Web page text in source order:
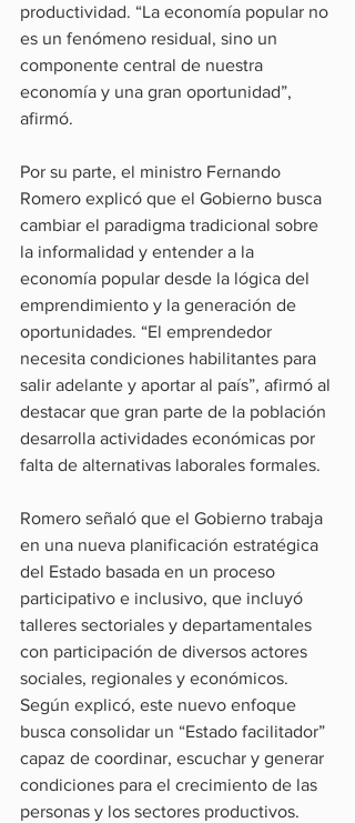
productividad. “La economía popular no
es un fenómeno residual, sino un
componente central de nuestra
economía y una gran oportunidad”,
afirmó.
Por su parte, el ministro Fernando
Romero explicó que el Gobierno busca
cambiar el paradigma tradicional sobre
la informalidad y entender a la
economía popular desde la lógica del
emprendimiento y la generación de
oportunidades. “El emprendedor
necesita condiciones habilitantes para
salir adelante y aportar al país”, afirmó al
destacar que gran parte de la población
desarrolla actividades económicas por
falta de alternativas laborales formales.
Romero señaló que el Gobierno trabaja
en una nueva planificación estratégica
del Estado basada en un proceso
participativo e inclusivo, que incluyó
talleres sectoriales y departamentales
con participación de diversos actores
sociales, regionales y económicos.
Según explicó, este nuevo enfoque
busca consolidar un “Estado facilitador”
capaz de coordinar, escuchar y generar
condiciones para el crecimiento de las
personas y los sectores productivos.